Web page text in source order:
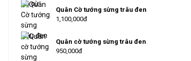
Quân Cờ tướng sừng trâu đen
1,100,000đ
Quân cờ tướng sừng trâu đen
950,000đ